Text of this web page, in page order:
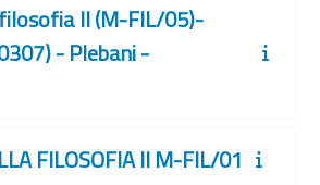
II (M-FIL/05)-
- Plebani -
FILOSOFIA II M-FIL/01